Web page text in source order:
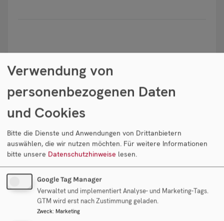
Stärken
Schlanke Struktur
Bestens funktionierendes Maklernetzwerk
Enges Netzwerk zu Banken für Finanzierungen
Erstklassiges Partnernetzwerk mit Subfirmen
Verwendung von
personenbezogenen Daten
und Cookies
Bitte die Dienste und Anwendungen von Drittanbietern
auswählen, die wir nutzen möchten. Für weitere Informationen
bitte unsere Datenschutzhinweise lesen.
Google Tag Manager
Verwaltet und implementiert Analyse- und Marketing-Tags.
GTM wird erst nach Zustimmung geladen.
Zweck: Marketing